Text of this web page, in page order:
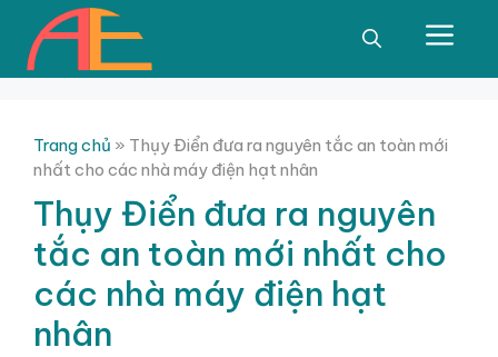
Chuyển
dung
Trang chủ » Thụy Điển đưa ra nguyên tắc an toàn mới
nhất cho các nhà máy điện hạt nhân
Thụy Điển đưa ra nguyên
tắc an toàn mới nhất cho
các nhà máy điện hạt
nhân